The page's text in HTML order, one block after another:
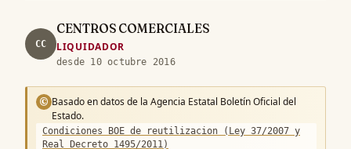
CC
CENTROS COMERCIALES
LIQUIDADOR
desde 10 octubre 2016
© Basado en datos de la Agencia Estatal Boletín Oficial del
Estado.
Condiciones BOE de reutilizacion (Ley 37/2007 y
Real Decreto 1495/2011)